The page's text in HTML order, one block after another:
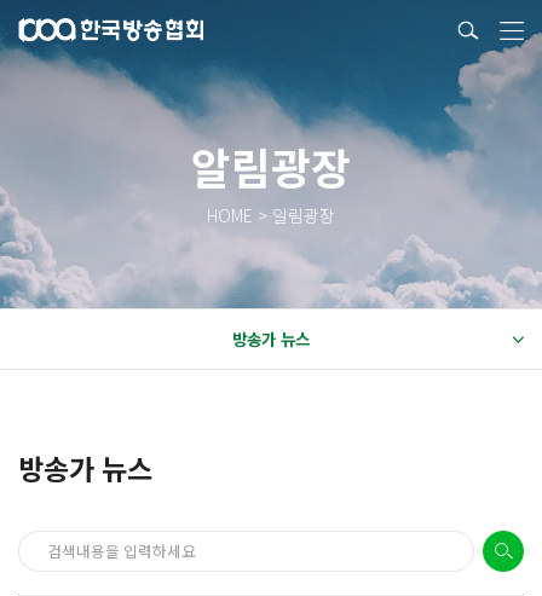
알림광장
HOME > 알림광장
방송가 뉴스
방송가 뉴스